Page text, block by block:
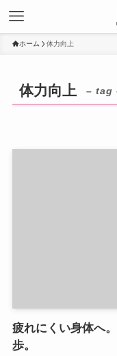
ホーム 体力向上
体力向上 – tag
疲れにくい身体へ
歩。